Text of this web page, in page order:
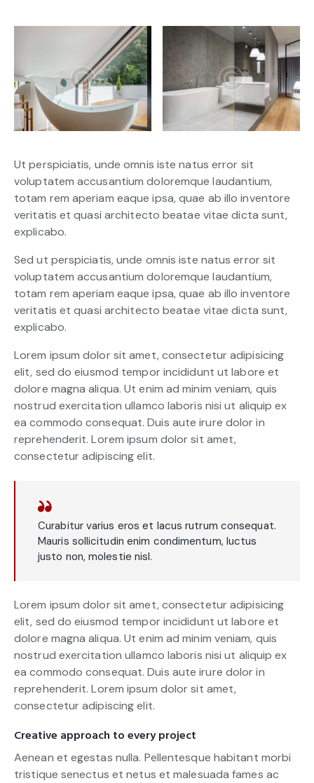
Ut perspiciatis, unde omnis iste natus error sit
voluptatem accusantium doloremque laudantium,
totam rem aperiam eaque ipsa, quae ab illo inventore
veritatis et quasi architecto beatae vitae dicta sunt,
explicabo.
Sed ut perspiciatis, unde omnis iste natus error sit
voluptatem accusantium doloremque laudantium,
totam rem aperiam eaque ipsa, quae ab illo inventore
veritatis et quasi architecto beatae vitae dicta sunt,
explicabo.
Lorem ipsum dolor sit amet, consectetur adipisicing
elit, sed do eiusmod tempor incididunt ut labore et
dolore magna aliqua. Ut enim ad minim veniam, quis
nostrud exercitation ullamco laboris nisi ut aliquip ex
ea commodo consequat. Duis aute irure dolor in
reprehenderit. Lorem ipsum dolor sit amet,
consectetur adipiscing elit.
Curabitur varius eros et lacus rutrum consequat.
Mauris sollicitudin enim condimentum, luctus
justo non, molestie nisl.
Lorem ipsum dolor sit amet, consectetur adipisicing
elit, sed do eiusmod tempor incididunt ut labore et
dolore magna aliqua. Ut enim ad minim veniam, quis
nostrud exercitation ullamco laboris nisi ut aliquip ex
ea commodo consequat. Duis aute irure dolor in
reprehenderit. Lorem ipsum dolor sit amet,
consectetur adipiscing elit.
Creative approach to every project
Aenean et egestas nulla. Pellentesque habitant morbi
tristique senectus et netus et malesuada fames ac